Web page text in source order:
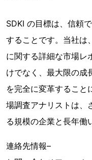
SDKI の目標は、信頼
することです。当社は
に関する詳細な市場レ
けでなく、最大限の成
を完全に変革すること
場調査アナリストは、
る規模の企業と長年働
連絡先情報–